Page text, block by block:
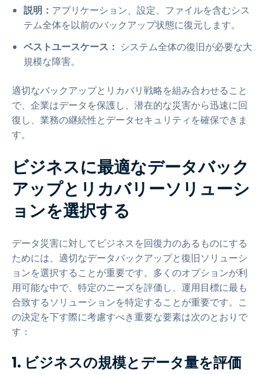
説明： アプリケーション、設定、ファイルを含むシス
テム全体を以前のバックアップ状態に復元します。
ベストユースケース： システム全体の復旧が必要な大
規模な障害。
適切なバックアップとリカバリ戦略を組み合わせること
で、企業はデータを保護し、潜在的な災害から迅速に回
復し、業務の継続性とデータセキュリティを確保できま
す。
ビジネスに最適なデータバック
アップとリカバリーソリューシ
ョンを選択する
データ災害に対してビジネスを回復力のあるものにする
ためには、適切なデータバックアップと復旧ソリューシ
ョンを選択することが重要です。多くのオプションが利
用可能な中で、特定のニーズを評価し、運用目標に最も
合致するソリューションを特定することが重要です。こ
の決定を下す際に考慮すべき重要な要素は次のとおりで
す：
1. ビジネスの規模とデータ量を評価